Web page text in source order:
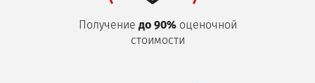
Получение до 90%оценочной
стоимости